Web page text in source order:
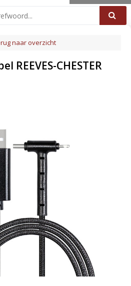
naar overzicht
REEVES-CHESTER